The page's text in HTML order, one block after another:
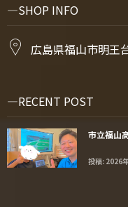
SHOP INFO
広島県福山市明王
RECENT POST
市立福山
投稿: 2026